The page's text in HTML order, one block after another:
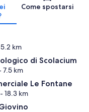
Come spostarsi
km
di Scolacium
7.5 km
Le Fontane
- 18.3 km